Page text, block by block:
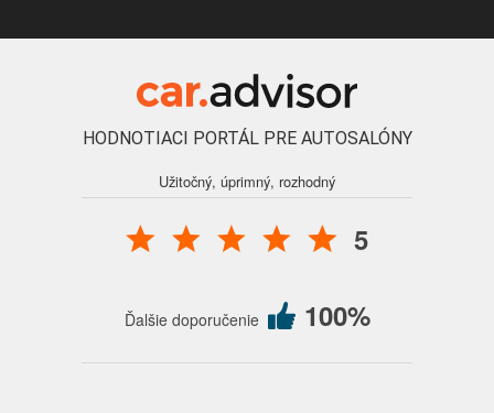
HODNOTIACI PORTÁL PRE AUTOSALÓNY
Užitočný, úprimný, rozhodný
5
Ďalšie doporučenie 100%